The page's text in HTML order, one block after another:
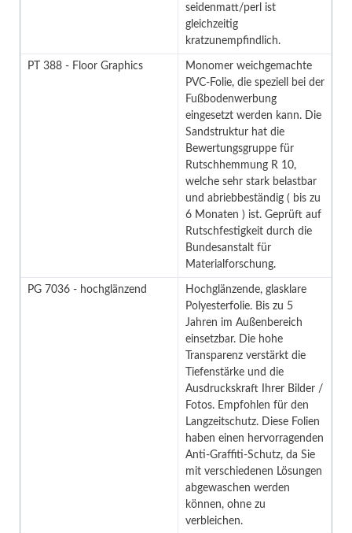
seidenmatt/perl ist
gleichzeitig
kratzunempfindlich.
PT 388 - Floor Graphics
Monomer weichgemachte
PVC-Folie, die speziell bei der
Fußbodenwerbung
eingesetzt werden kann. Die
Sandstruktur hat die
Bewertungsgruppe für
Rutschhemmung R 10,
welche sehr stark belastbar
und abriebbeständig ( bis zu
6 Monaten ) ist. Geprüft auf
Rutschfestigkeit durch die
Bundesanstalt für
Materialforschung.
PG 7036 - hochglänzend
Hochglänzende, glasklare
Polyesterfolie. Bis zu 5
Jahren im Außenbereich
einsetzbar. Die hohe
Transparenz verstärkt die
Tiefenstärke und die
Ausdruckskraft Ihrer Bilder /
Fotos. Empfohlen für den
Langzeitschutz. Diese Folien
haben einen hervorragenden
Anti-Graffiti-Schutz, da Sie
mit verschiedenen Lösungen
abgewaschen werden
können, ohne zu
verbleichen.